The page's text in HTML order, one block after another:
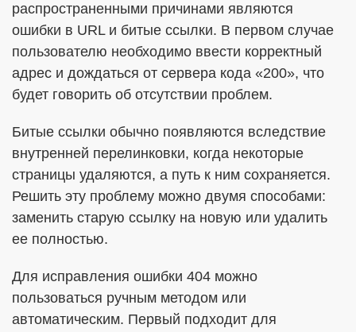
распространенными причинами являются
ошибки в URL и битые ссылки. В первом случае
пользователю необходимо ввести корректный
адрес и дождаться от сервера кода «200», что
будет говорить об отсутствии проблем.
Битые ссылки обычно появляются вследствие
внутренней перелинковки, когда некоторые
страницы удаляются, а путь к ним сохраняется.
Решить эту проблему можно двумя способами:
заменить старую ссылку на новую или удалить
ее полностью.
Для исправления ошибки 404 можно
пользоваться ручным методом или
автоматическим. Первый подходит для